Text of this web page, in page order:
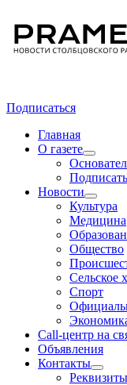
Подписаться
Главная
О газете
Новости
Культура
Медицина
Общество
Сельское
Спорт
Call-центр на
Объявления
Контакты
Реквизиты